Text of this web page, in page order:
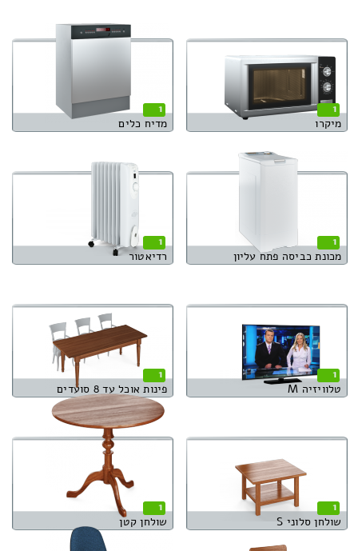
1
מיקרו
1
מדיח כלים
1
מכונת כביסה פתח עליון
1
רדיאטור
1
טלוויזיה M
1
פינות אוכל עד 8 סועדים
1
שולחן סלוני S
1
שולחן קטן